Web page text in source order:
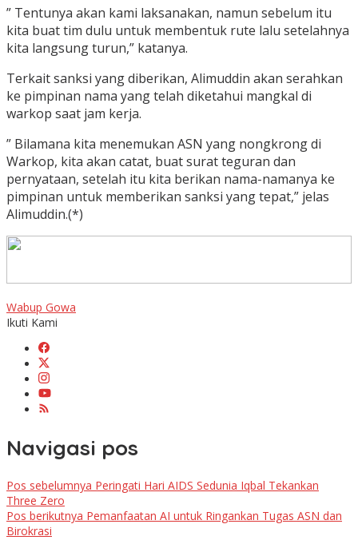
” Tentunya akan kami laksanakan, namun sebelum itu
kita buat tim dulu untuk membentuk rute lalu setelahnya
kita langsung turun,” katanya.
Terkait sanksi yang diberikan, Alimuddin akan serahkan
ke pimpinan nama yang telah diketahui mangkal di
warkop saat jam kerja.
” Bilamana kita menemukan ASN yang nongkrong di
Warkop, kita akan catat, buat surat teguran dan
pernyataan, setelah itu kita berikan nama-namanya ke
pimpinan untuk memberikan sanksi yang tepat,” jelas
Alimuddin.(*)
Wabup Gowa
Ikuti Kami
Navigasi pos
Pos sebelumnya Peringati Hari AIDS Sedunia Iqbal Tekankan
Three Zero
Pos berikutnya Pemanfaatan AI untuk Ringankan Tugas ASN dan
Birokrasi